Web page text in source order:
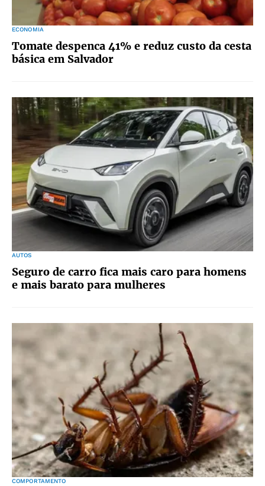
ECONOMIA
Tomate despenca 41% e reduz custo da cesta
básica em Salvador
AUTOS
Seguro de carro fica mais caro para homens
e mais barato para mulheres
COMPORTAMENTO